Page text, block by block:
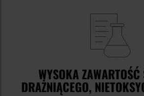
WYSOKA
DRAŻNIĄCEGO,